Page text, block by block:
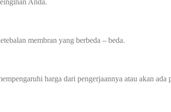
Anda.
membran yang berbeda – beda.
harga dari pengerjaannya atau akan ada